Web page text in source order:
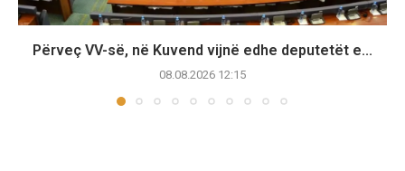
Përveç VV-së, në Kuvend vijnë edhe deputetët e...
08.08.2026 12:15